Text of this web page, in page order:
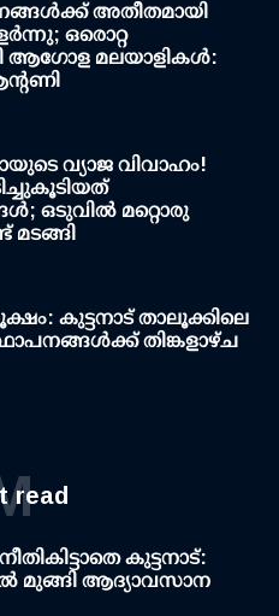
അതീതമായി
ഒരൊറ്റ
ആഗോള മലയാളികൾ:
വ്യാജ വിവാഹം!
ഒടുവില്‍ മറ്റൊരു
മടങ്ങി
കുട്ടനാട് താലൂക്കിലെ
തിങ്കളാഴ്ച
read
കുട്ടനാട്:
മുങ്ങി ആദ്യാവസാന